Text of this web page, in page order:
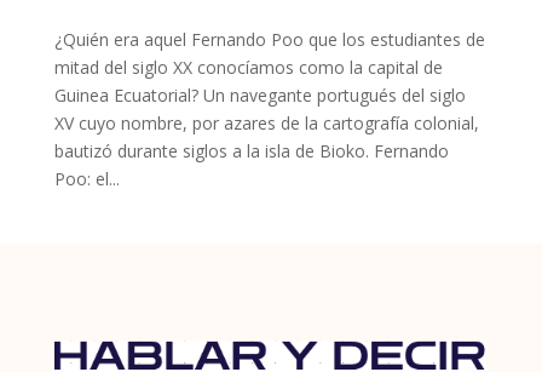
¿Quién era aquel Fernando Poo que los estudiantes de
mitad del siglo XX conocíamos como la capital de
Guinea Ecuatorial? Un navegante portugués del siglo
XV cuyo nombre, por azares de la cartografía colonial,
bautizó durante siglos a la isla de Bioko. Fernando
Poo: el...